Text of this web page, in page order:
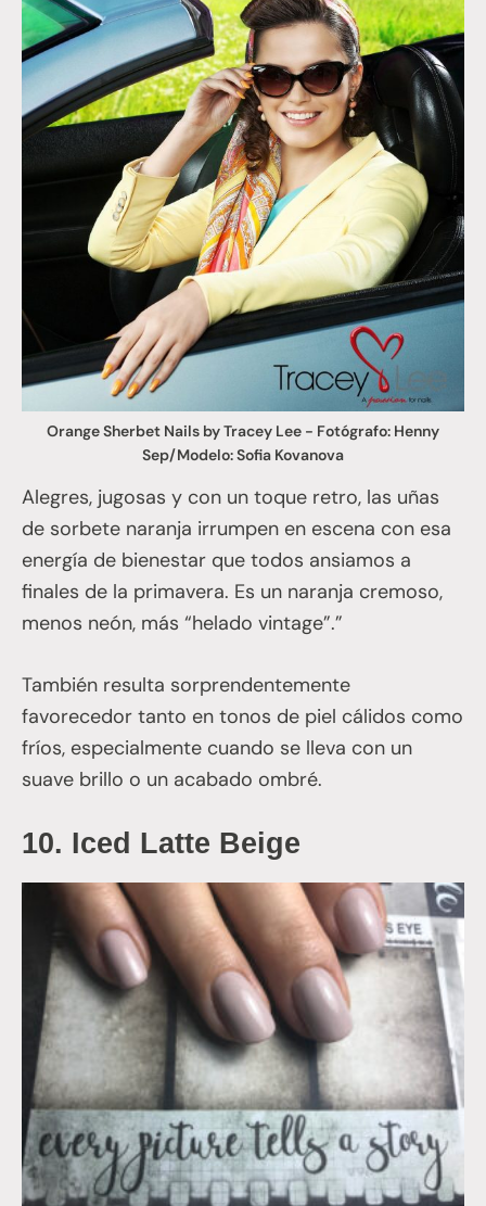
Orange Sherbet Nails by Tracey Lee - Fotógrafo: Henny
Sep/Modelo: Sofia Kovanova
Alegres, jugosas y con un toque retro, las uñas
de sorbete naranja irrumpen en escena con esa
energía de bienestar que todos ansiamos a
finales de la primavera. Es un naranja cremoso,
menos neón, más “helado vintage”.”
También resulta sorprendentemente
favorecedor tanto en tonos de piel cálidos como
fríos, especialmente cuando se lleva con un
suave brillo o un acabado ombré.
10. Iced Latte Beige